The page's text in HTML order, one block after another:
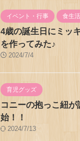
イベント・行事 食生活
4歳の誕生日にミッ
を作ってみた♪
2024/7/4
育児グッズ
コニーの抱っこ紐
始！！
2024/7/13